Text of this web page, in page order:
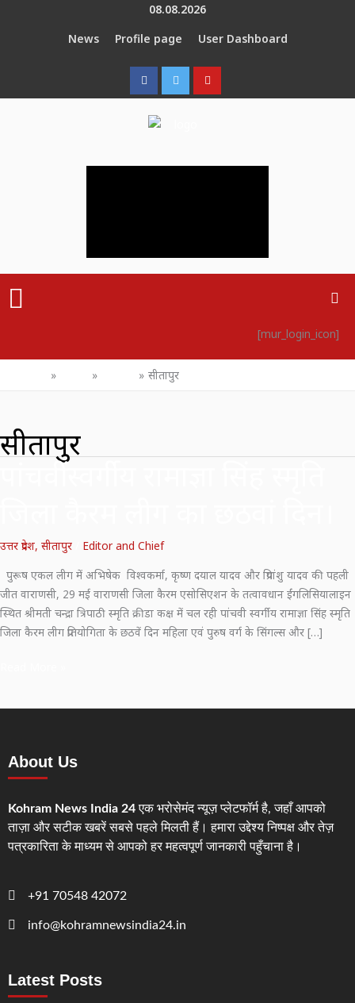
08.08.2026
News
Profile page User Dashboard
Menu
[mur_login_icon]
सीतापुर
सीतापुर
पांचवीं स्वर्गीय रामाज्ञा सिंह स्मृति
उत्तर प्रदेश, सीतापुर
Editor and Chief
पुरूष एकल लीग में अभिषेक विश्वकर्मा, कृष्ण दयाल यादव और प्रियांशु यादव की पहली
जीत वाराणसी, 29 मई वाराणसी जिला कैरम एसोसिएशन के तत्वावधान ईंगलिसियालाइन
स्थित श्रीमती चन्द्रा त्रिपाठी स्मृति क्रीडा कक्ष में चल रही पांचवी स्वर्गीय रामाज्ञा सिंह स्मृति
जिला कैरम लीग प्रतियोगिता के छठवें दिन महिला एवं पुरुष वर्ग के सिंगल्स और […]
स्मृति
कैरम
लीग
का
छठवां
About Us
Kohram News India 24एक भरोसेमंद न्यूज़ प्लेटफॉर्म है, जहाँ आपको
ताज़ा और सटीक खबरें सबसे पहले मिलती हैं। हमारा उद्देश्य निष्पक्ष और तेज़
पत्रकारिता के माध्यम से आपको हर महत्वपूर्ण जानकारी पहुँचाना है।
+91 70548 42072
info@kohramnewsindia24.in
Latest Posts